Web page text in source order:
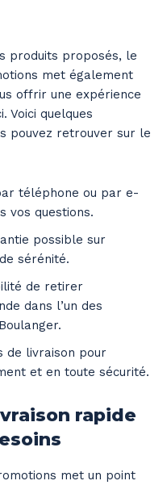
produits proposés, le
met également
offrir une expérience
Voici quelques
pouvez retrouver sur le
téléphone ou par e-
vos questions.
possible sur
sérénité.
de retirer
dans l’un des
de livraison pour
et en toute sécurité.
rapide
met un point